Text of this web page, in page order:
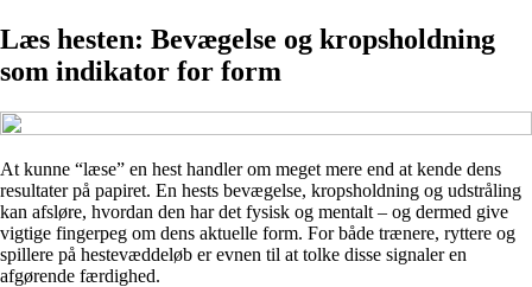
Læs hesten: Bevægelse og kropsholdning
som indikator for form
At kunne “læse” en hest handler om meget mere end at kende dens
resultater på papiret. En hests bevægelse, kropsholdning og udstråling
kan afsløre, hvordan den har det fysisk og mentalt – og dermed give
vigtige fingerpeg om dens aktuelle form. For både trænere, ryttere og
spillere på hestevæddeløb er evnen til at tolke disse signaler en
afgørende færdighed.